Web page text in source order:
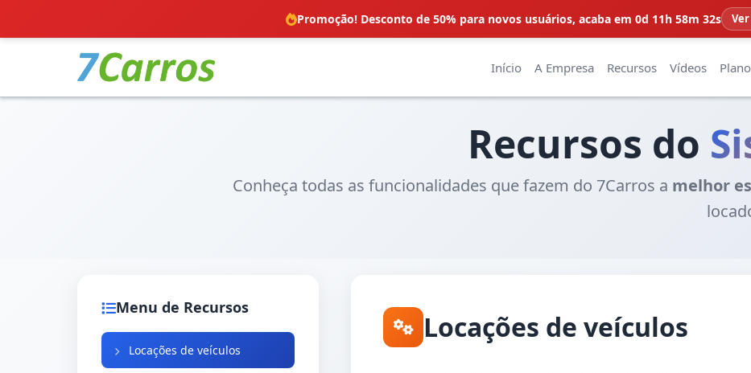
Promoção! Desconto de 50% para novos usuários, acaba em 0d 11h 58m 31s
Início A Empresa Recursos Vídeos
Recursos do
Conheça todas as funcionalidades que fazem do 7Carros a melhor
Menu de Recursos
Locações de veículos
Locações de veículos